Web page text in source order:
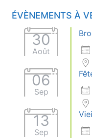
ÉVÈNEMENTS À
30
Août
06
Sep
13
Sep